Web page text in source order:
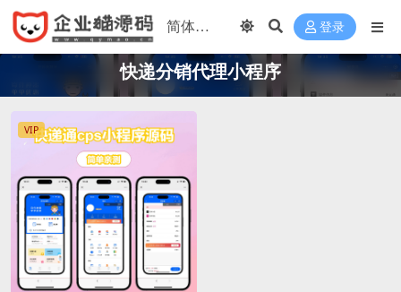
登录
快递分销代理小程序
VIP